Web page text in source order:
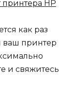
принтера HP
как раз
принтер
и свяжитесь